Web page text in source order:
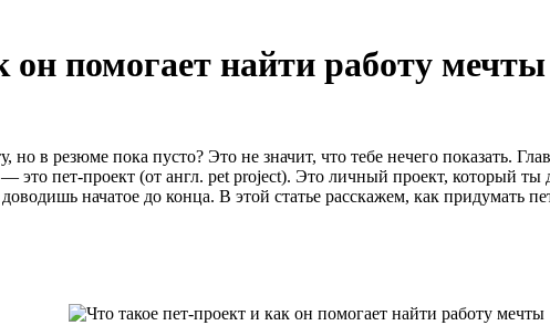
он помогает найти работу мечты
в резюме пока пусто? Это не значит, что тебе нечего показать.
это пет-проект (от англ. pet project). Это личный проект, который
начатое до конца. В этой статье расскажем, как придумать